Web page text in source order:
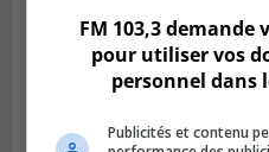
récupératrices
FM 103,3
pour utiliser vos
personnel dans
Publicités et contenu